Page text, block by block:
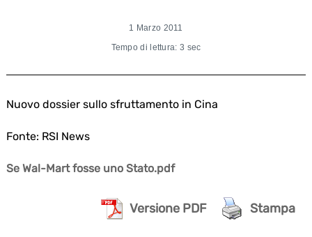
1 Marzo 2011
Tempo di lettura: 3 sec
Nuovo dossier sullo sfruttamento in Cina
Fonte: RSI News
Se Wal-Mart fosse uno Stato.pdf
Versione PDF Stampa